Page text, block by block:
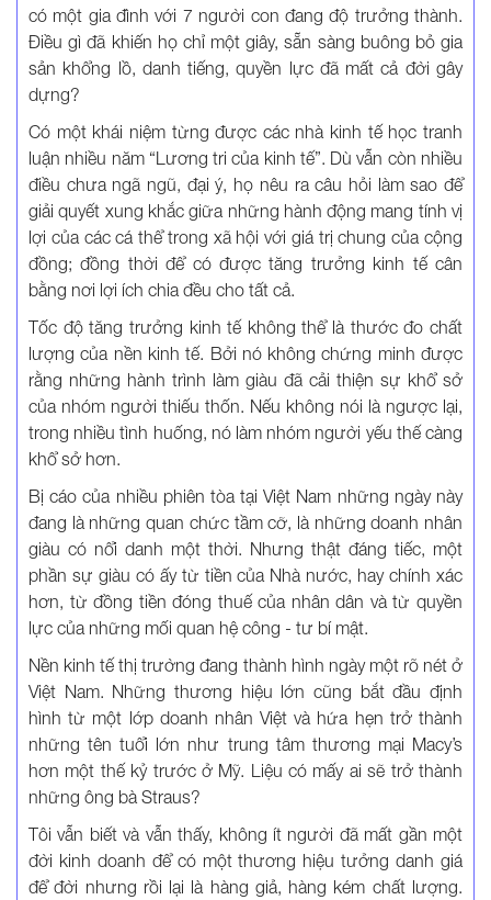
có một gia đình với 7 người con đang độ trưởng thành.
Điều gì đã khiến họ chỉ một giây, sẵn sàng buông bỏ gia
sản khổng lồ, danh tiếng, quyền lực đã mất cả đời gây
dựng?
Có một khái niệm từng được các nhà kinh tế học tranh
luận nhiều năm “Lương tri của kinh tế”. Dù vẫn còn nhiều
điều chưa ngã ngũ, đại ý, họ nêu ra câu hỏi làm sao để
giải quyết xung khắc giữa những hành động mang tính vị
lợi của các cá thể trong xã hội với giá trị chung của cộng
đồng; đồng thời để có được tăng trưởng kinh tế cân
bằng nơi lợi ích chia đều cho tất cả.
Tốc độ tăng trưởng kinh tế không thể là thước đo chất
lượng của nền kinh tế. Bởi nó không chứng minh được
rằng những hành trình làm giàu đã cải thiện sự khổ sở
của nhóm người thiếu thốn. Nếu không nói là ngược lại,
trong nhiều tình huống, nó làm nhóm người yếu thế càng
khổ sở hơn.
Bị cáo của nhiều phiên tòa tại Việt Nam những ngày này
đang là những quan chức tầm cỡ, là những doanh nhân
giàu có nổi danh một thời. Nhưng thật đáng tiếc, một
phần sự giàu có ấy từ tiền của Nhà nước, hay chính xác
hơn, từ đồng tiền đóng thuế của nhân dân và từ quyền
lực của những mối quan hệ công - tư bí mật.
Nền kinh tế thị trường đang thành hình ngày một rõ nét ở
Việt Nam. Những thương hiệu lớn cũng bắt đầu định
hình từ một lớp doanh nhân Việt và hứa hẹn trở thành
những tên tuổi lớn như trung tâm thương mại Macy’s
hơn một thế kỷ trước ở Mỹ. Liệu có mấy ai sẽ trở thành
những ông bà Straus?
Tôi vẫn biết và vẫn thấy, không ít người đã mất gần một
đời kinh doanh để có một thương hiệu tưởng danh giá
để đời nhưng rồi lại là hàng giả, hàng kém chất lượng.